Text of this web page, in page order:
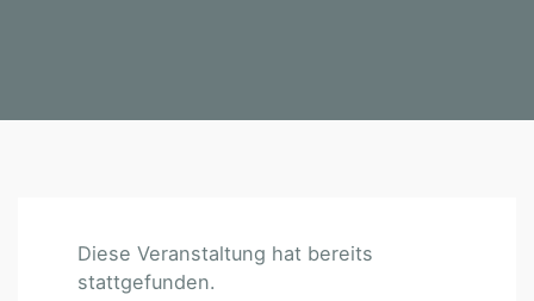
Diese Veranstaltung hat bereits
stattgefunden.